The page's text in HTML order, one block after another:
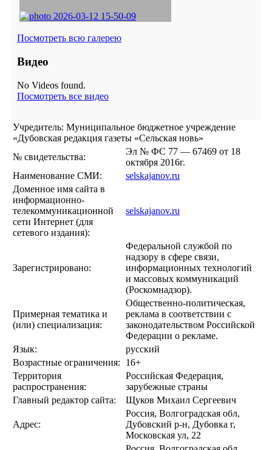
Посмотреть всю галерею
Видео
No Videos found.
Посмотреть все видео
Учредитель: Муниципальное бюджетное учреждение
«Дубовская редакция газеты «Сельская новь»
№ свидетельства:
Эл № ФС 77 — 67469 от 18
октября 2016г.
Наименование СМИ:
selskajanov.ru
Доменное имя сайта в
информационно-
телекоммуникационной
сети Интернет (для
сетевого издания):
selskajanov.ru
Зарегистрировано:
Федеральной службой по
надзору в сфере связи,
информационных технологий
и массовых коммуникаций
(Роскомнадзор).
Примерная тематика и
(или) специализация:
Общественно-политическая,
реклама в соответствии с
законодательством Российской
Федерации о рекламе.
Язык:
русский
Возрастные ограничения:
16+
Территория
распространения:
Российская Федерация,
зарубежные страны
Главный редактор сайта:
Щуков Михаил Сергеевич
Адрес:
Россия, Волгоградская обл,
Дубовский р-н, Дубовка г,
Московская ул, 22